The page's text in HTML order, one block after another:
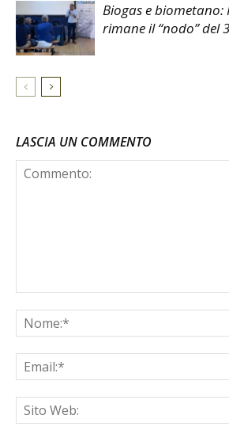
Biogas e
rimane il “nodo” del
LASCIA UN COMMENTO